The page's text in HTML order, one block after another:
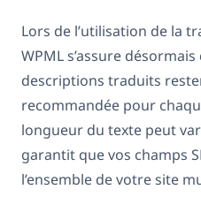
Lors de l’utilisation de la
WPML s’assure
descriptions traduits
recommandée pour
longueur du texte peut
garantit que vos champs
l’ensemble de votre site